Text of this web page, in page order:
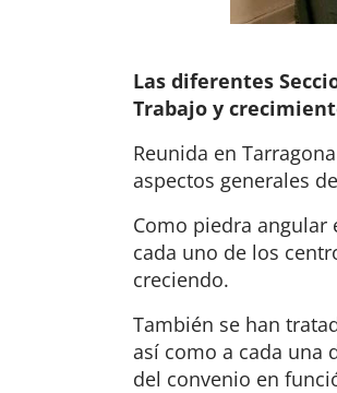
Las diferentes
Trabajo y
Reunida en
aspectos generales
Como piedra angular
cada uno de los
creciendo.
También se han
así como a cada una
del convenio en